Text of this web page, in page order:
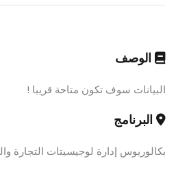
الوصف
البيانات سوف تكون متاحة قريبا !
البرنامج
بكالوريوس إدارة لوجيسيتات التجارة